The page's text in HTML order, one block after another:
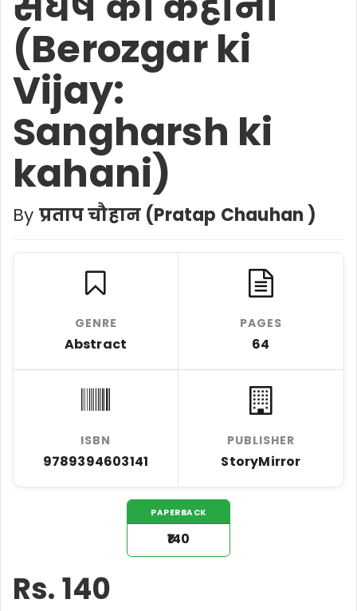
(Berozgar ki
Vijay:
Sangharsh ki
kahani)
By प्रताप चौहान (Pratap Chauhan )
GENRE
Abstract
PAGES
64
ISBN
9789394603141
PUBLISHER
StoryMirror
PAPERBACK
₹140
Rs.140